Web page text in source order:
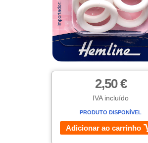
2,50 €
IVA incluído
PRODUTO DISPONÍVEL
Adicionar ao carrinho